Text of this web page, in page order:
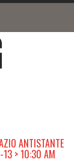
ANTISTANTE
13 > 10:30 AM